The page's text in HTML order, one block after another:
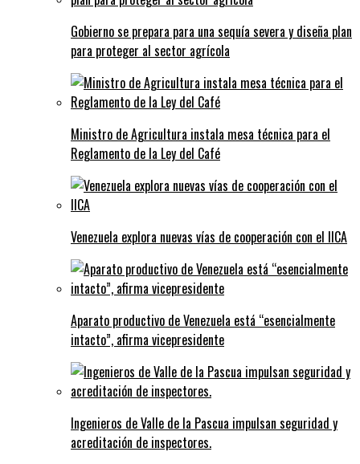
Gobierno se prepara para una sequía severa y diseña plan
para proteger al sector agrícola
Ministro de Agricultura instala mesa técnica para el
Reglamento de la Ley del Café
Venezuela explora nuevas vías de cooperación con el IICA
Aparato productivo de Venezuela está “esencialmente
intacto”, afirma vicepresidente
Ingenieros de Valle de la Pascua impulsan seguridad y
acreditación de inspectores.